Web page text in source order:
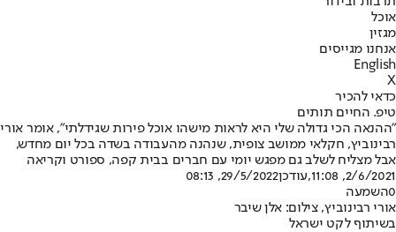
אוכל
מגזין
אנחנו מגייסים
English
X
כדאי להכיר
טיפ. החיים תותים
"ההנאה הכי גדולה שלי היא לראות מישהו אוכל פירות שגידלתי", אומר אורי
רבינוביץ, חקלאי ממושב צופית, שנהנה מהעבודה בשדה בכל יום מחדש,
אבל מצליח לשלב גם מפגש יומי עם חברים בבית קפה, ספורט וקריאה
2/6/2021, 11:08
,עודכן29/5/2022, 08:13
0השמעה
אורי רבינוביץ, צילום: אלן שיבר
בשיתוף לקט ישראל